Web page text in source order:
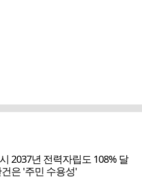
2037년 전력자립도 108% 달
은 '주민 수용성'